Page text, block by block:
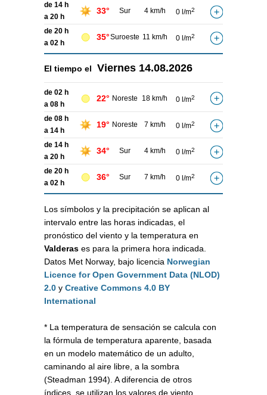
de 14 h
a 20 h
33° Sur 4 km/h 0 l/m2
de 20 h
a 02 h
35°Suroeste 11 km/h 0 l/m2
El tiempo el Viernes 14.08.2026
de 02 h
a 08 h
22° Noreste 18 km/h 0 l/m2
de 08 h
a 14 h
19° Noreste 7 km/h 0 l/m2
de 14 h
a 20 h
34° Sur 4 km/h 0 l/m2
de 20 h
a 02 h
36° Sur 7 km/h 0 l/m2
Los símbolos y la precipitación se aplican al
intervalo entre las horas indicadas, el
pronóstico del viento y la temperatura en
Valderas es para la primera hora indicada.
Datos Met Norway, bajo licencia Norwegian
Licence for Open Government Data (NLOD)
2.0 y Creative Commons 4.0 BY
International
* La temperatura de sensación se calcula con
la fórmula de temperatura aparente, basada
en un modelo matemático de un adulto,
caminando al aire libre, a la sombra
(Steadman 1994). A diferencia de otros
índices, se utilizan los valores de viento,